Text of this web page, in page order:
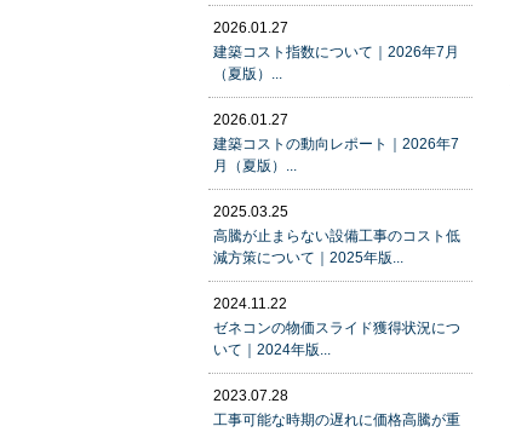
2026.01.27
建築コスト指数について｜2026年7月
（夏版）...
2026.01.27
建築コストの動向レポート｜2026年7
月（夏版）...
2025.03.25
高騰が止まらない設備工事のコスト低
減方策について｜2025年版...
2024.11.22
ゼネコンの物価スライド獲得状況につ
いて｜2024年版...
2023.07.28
工事可能な時期の遅れに価格高騰が重